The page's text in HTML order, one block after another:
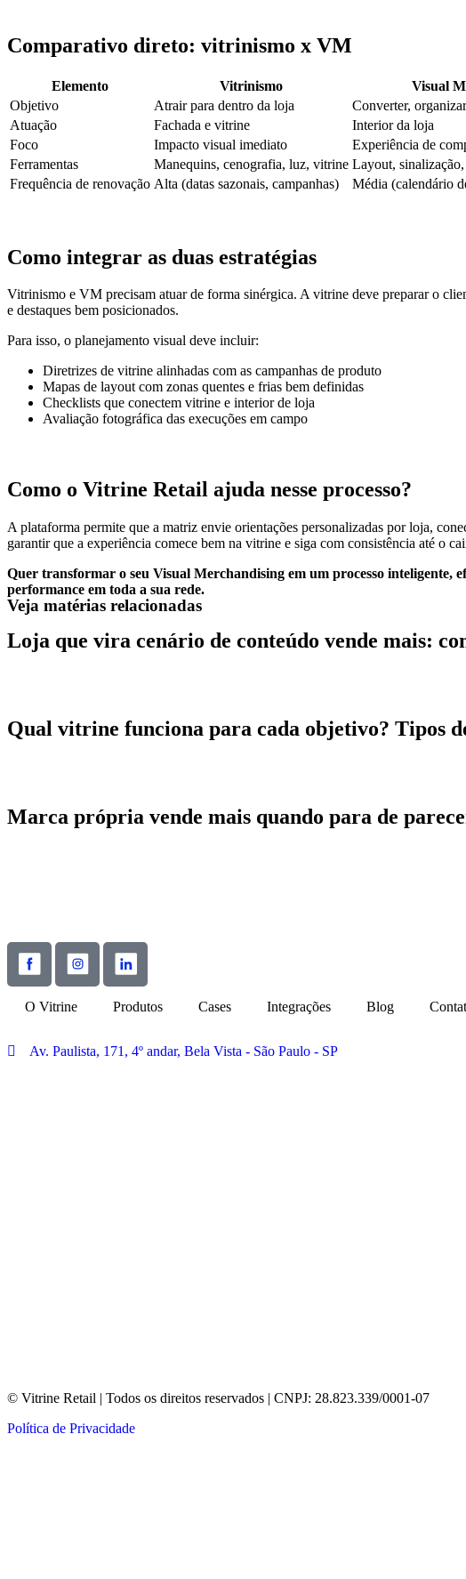
Comparativo direto: vitrinismo x VM
Elemento Vitrinismo
Visual
Objetivo
Atrair para dentro da loja
Converter,
Atuação
Fachada e vitrine
Interior da loja
Foco
Impacto visual imediato
Experiência de
Ferramentas
Manequins, cenografia, luz, vitrine Layout,
Frequência de renovação Alta (datas sazonais, campanhas) Média (calendário
Como integrar as duas estratégias
Vitrinismo e VM precisam atuar de forma sinérgica. A vitrine deve preparar o
e destaques bem posicionados.
Para isso, o planejamento visual deve incluir:
Diretrizes de vitrine alinhadas com as campanhas de produto
Mapas de layout com zonas quentes e frias bem definidas
Checklists que conectem vitrine e interior de loja
Avaliação fotográfica das execuções em campo
Como o Vitrine Retail ajuda nesse processo?
A plataforma permite que a matriz envie orientações personalizadas por loja,
garantir que a experiência comece bem na vitrine e siga com consistência até o
Quer transformar o seu Visual Merchandising em um processo inteligente,
performance em toda a sua rede.
Veja matérias relacionadas
Loja que vira cenário de conteúdo vende mais:
Qual vitrine funciona para cada objetivo? Tipos
Marca própria vende mais quando para de
O Vitrine Produtos Cases Integrações Blog
Av. Paulista, 171, 4º andar, Bela Vista - São Paulo - SP
© Vitrine Retail | Todos os direitos reservados | CNPJ: 28.823.339/0001-07
Política de Privacidade